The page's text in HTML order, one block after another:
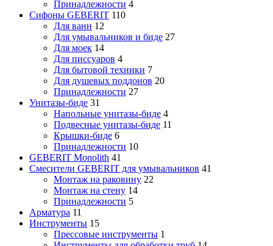
Принадлежности 4
Сифоны GEBERIT 110
Для ванн 12
Для умывальников и биде 27
Для моек 14
Для писсуаров 4
Для бытовой техники 7
Для душевых поддонов 20
Принадлежности 27
Унитазы-биде 31
Напольные унитазы-биде 4
Подвесные унитазы-биде 11
Крышки-биде 6
Принадлежности 10
GEBERIT Monolith 41
Смесители GEBERIT для умывальников 41
Монтаж на раковину 22
Монтаж на стену 14
Принадлежности 5
Арматура 11
Инструменты 15
Прессовые инструменты 1